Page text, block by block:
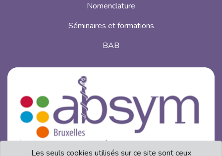
Nomenclature
Séminaires et formations
BAB
Les seuls cookies utilisés sur ce site sont ceux